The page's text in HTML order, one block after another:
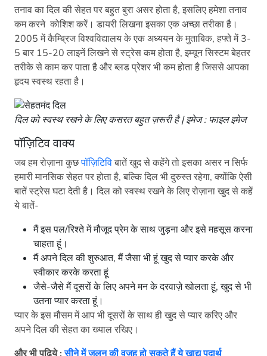
तनाव का दिल की सेहत पर बहुत बुरा असर होता है, इसलिए हमेशा तनाव
कम करने कोशिश करें। डायरी लिखना इसका एक अच्छा तरीका है।
2005 में कैम्ब्रिज विश्वविद्यालय के एक अध्ययन के मुताबिक, हफ्ते में 3-
5 बार 15-20 लाइनें लिखने से स्ट्रेस कम होता है, इम्यून सिस्टम बेहतर
तरीके से काम कर पाता है और ब्लड प्रेशर भी कम होता है जिससे आपका
हृदय स्वस्थ रहता है।
दिल को स्वस्थ रखने के लिए कसरत बहुत ज़रूरी है | इमेज : फाइल इमेज
पॉज़िटिव वाक्य
जब हम रोज़ाना कुछपॉज़िटिविबातें खुद से कहेंगे तो इसका असर न सिर्फ
हमारी मानसिक सेहत पर होता है, बल्कि दिल भी दुरुस्त रहेगा, क्योंकि ऐसी
बातें स्ट्रेस घटा देती है। दिल को स्वस्थ रखने के लिए रोज़ाना खुद से कहें
ये बातें-
मैं इस पल/रिश्ते में मौजूद प्रेम के साथ जुड़ना और इसे महसूस करना
चाहता हूं।
मैं अपने दिल की शुरुआत, मैं जैसा भी हूं खुद से प्यार करके और
स्वीकार करके करता हूं
जैसे-जैसे मैं दूसरों के लिए अपने मन के दरवाज़े खोलता हूं, खुद से भी
उतना प्यार करता हूं।
प्यार के इस मौसम में आप भी दूसरों के साथ ही खुद से प्यार करिए और
अपने दिल की सेहत का ख्याल रखिए।